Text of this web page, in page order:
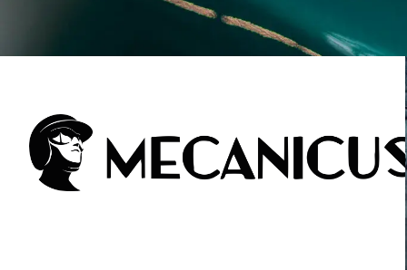
D.B
De Tomaso